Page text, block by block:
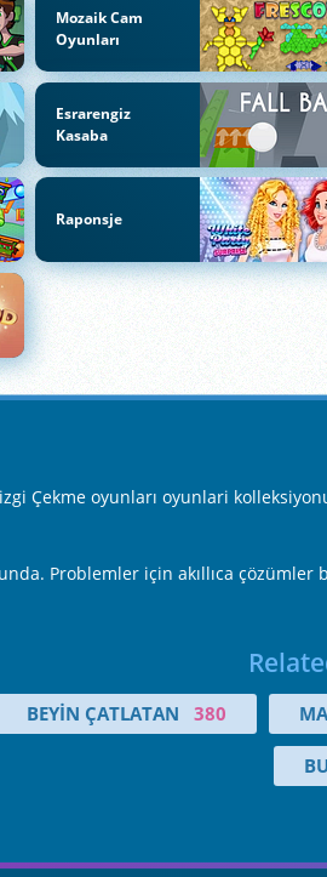
Mozaik Cam
Oyunları
Esrarengiz
Kasaba
Raponsje
Çekme oyunları oyunlari
Problemler için akıllıca çözümler
BEYIN ÇATLATAN 380